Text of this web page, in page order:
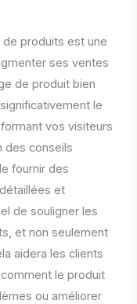
de produits est une
ses ventes
de produit bien
le
vos visiteurs
des conseils
fournir des
et
de souligner les
et non seulement
aidera les clients
le produit
ou améliorer